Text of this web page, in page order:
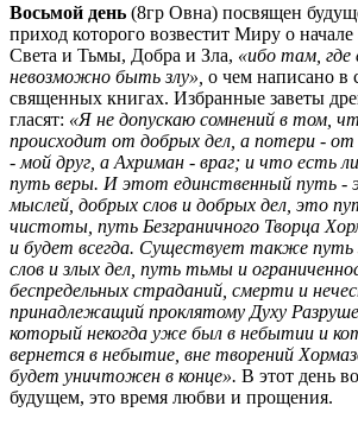
Восьмой день (8гр Овна) посвящен
приход которого возвестит Миру о
Света и Тьмы, Добра и Зла, «ибо там, где
невозможно быть злу», о чем написано в
священных книгах. Избранные заветы
гласят: «Я не допускаю сомнений в том,
происходит от добрых дел, а потери - от
- мой друг, а Ахриман - враг; и что есть
путь веры. И этот единственный путь -
мыслей, добрых слов и добрых дел, это
чистоты, путь Безграничного Творца
и будет всегда. Существует также путь
слов и злых дел, путь тьмы и
беспредельных страданий, смерти и
принадлежащий проклятому Духу
который некогда уже был в небытии и
вернется в небытие, вне творений
будет уничтожен в конце». В этот день
будущем, это время любви и прощения.